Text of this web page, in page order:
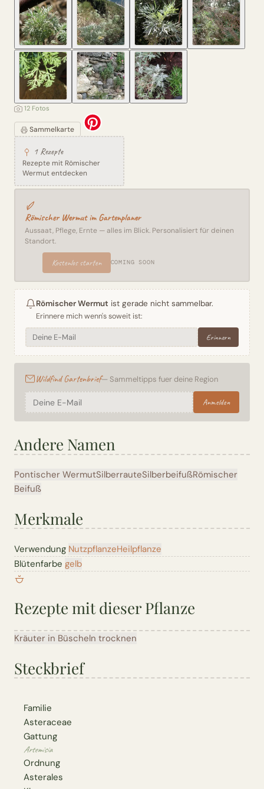
12 Fotos
Sammelkarte
1 Rezepte
Rezepte mit Römischer
Wermut entdecken
Römischer Wermut im Gartenplaner
Aussaat, Pflege, Ernte — alles im Blick. Personalisiert für deinen
Standort.
Kostenlos starten COMING SOON
Römischer Wermut ist gerade nicht sammelbar.
Erinnere mich wenn's soweit ist:
Erinnern
Wildfind Gartenbrief— Sammeltipps fuer deine Region
Anmelden
Andere Namen
Pontischer WermutSilberrauteSilberbeifußRömischer
Beifuß
Merkmale
Verwendung NutzpflanzeHeilpflanze
Blütenfarbe gelb
Rezepte mit dieser Pflanze
Kräuter in Büscheln trocknen
Steckbrief
Familie
Asteraceae
Gattung
Artemisia
Ordnung
Asterales